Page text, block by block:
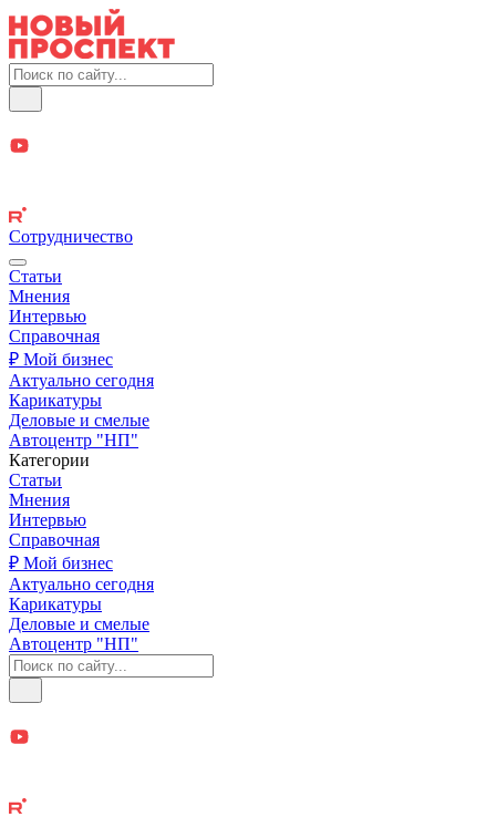
Сотрудничество
Статьи
Мнения
Интервью
Справочная
₽ Мой бизнес
Актуально сегодня
Карикатуры
Деловые и смелые
Автоцентр "НП"
Категории
Статьи
Мнения
Интервью
Справочная
₽ Мой бизнес
Актуально сегодня
Карикатуры
Деловые и смелые
Автоцентр "НП"